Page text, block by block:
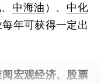
、 中海油 ）、 中化
年可获得一定出
阅宏观经济、股票